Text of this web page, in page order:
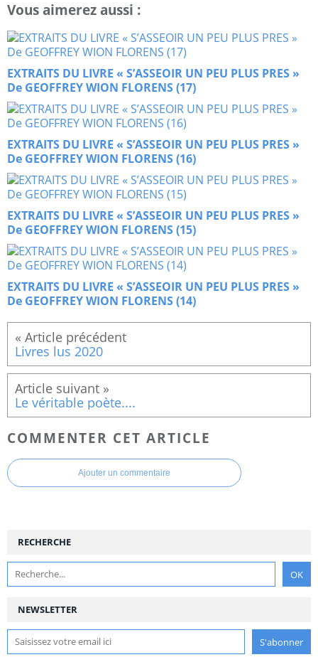
Vous aimerez aussi :
EXTRAITS DU LIVRE « S’ASSEOIR UN PEU PLUS PRES »
De GEOFFREY WION FLORENS (17)
EXTRAITS DU LIVRE « S’ASSEOIR UN PEU PLUS PRES »
De GEOFFREY WION FLORENS (16)
EXTRAITS DU LIVRE « S’ASSEOIR UN PEU PLUS PRES »
De GEOFFREY WION FLORENS (15)
EXTRAITS DU LIVRE « S’ASSEOIR UN PEU PLUS PRES »
De GEOFFREY WION FLORENS (14)
Livres lus 2020
Le véritable poète....
COMMENTER CET ARTICLE
Ajouter un commentaire
NEWSLETTER
RECHERCHE